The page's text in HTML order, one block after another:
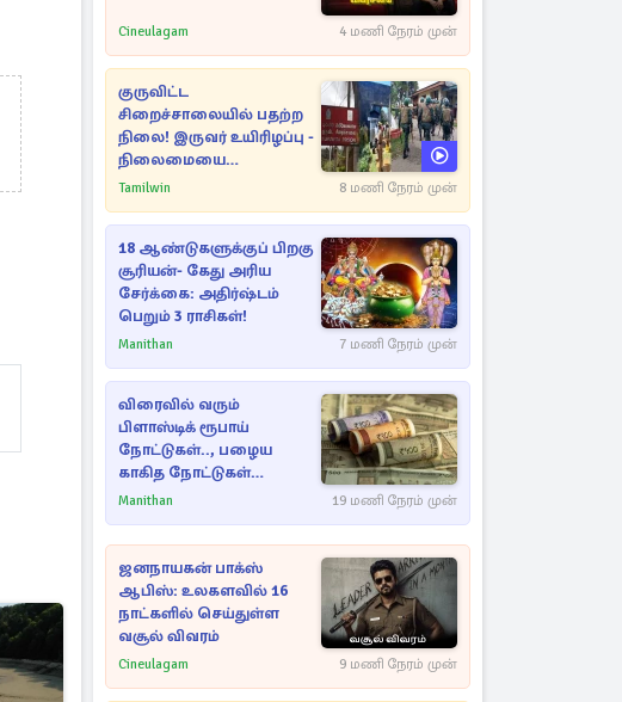
Cineulagam 4 மணி நேரம் முன்
குருவிட்ட
சிறைச்சாலையில் பதற்ற
நிலை! இருவர் உயிரிழப்பு -
நிலைமையை
கட்டுப்படுத்த பொலிஸார்
Tamilwin 8 மணி நேரம் முன்
18 ஆண்டுகளுக்குப் பிறகு
சூரியன்- கேது அரிய
சேர்க்கை: அதிர்ஷ்டம்
பெறும் 3 ராசிகள்!
Manithan 7 மணி நேரம் முன்
விரைவில் வரும்
பிளாஸ்டிக் ரூபாய்
நோட்டுகள்.., பழைய
காகித நோட்டுகள்
செல்லுமா?
Manithan 19 மணி நேரம் முன்
ஜனநாயகன் பாக்ஸ்
ஆபிஸ்: உலகளவில் 16
நாட்களில் செய்துள்ள
வசூல் விவரம்
Cineulagam 9 மணி நேரம் முன்